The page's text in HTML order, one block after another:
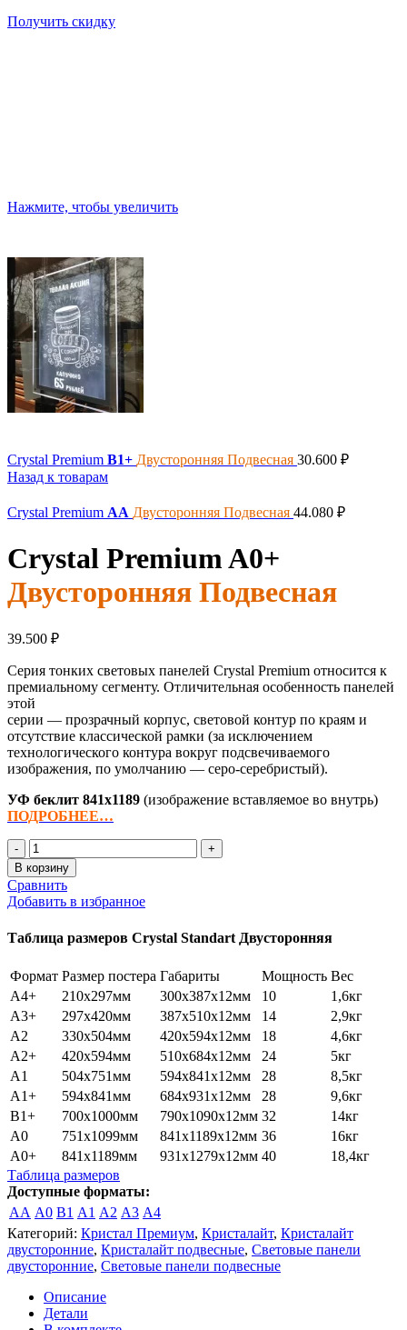
Получить скидку
Нажмите, чтобы увеличить
Crystal Premium B1+ Двусторонняя Подвесная 30.600 ₽
Назад к товарам
Crystal Premium AA Двусторонняя Подвесная 44.080 ₽
Crystal PremiumA0+
Двусторонняя Подвесная
39.500 ₽
Серия тонких световых панелей Crystal Premium относится к
премиальному сегменту. Отличительная особенность панелей
этой
серии — прозрачный корпус, световой контур по краям и
отсутствие классической рамки (за исключением
технологического контура вокруг подсвечиваемого
изображения, по умолчанию — серо-серебристый).
УФ беклит 841х1189 (изображение вставляемое во внутрь)
ПОДРОБНЕЕ…
Количество
товара
Crystal
Premium
A0+
Подвесная
В корзину
Сравнить
Добавить в избранное
Таблица размеров Crystal Standart Двусторонняя
Формат Размер постера Габариты Мощность Вес
A4+
210x297мм 300x387x12мм 10
1,6кг
A3+
297х420мм 387х510х12мм 14
2,9кг
А2
330х504мм 420х594х12мм 18
4,6кг
A2+
420х594мм 510х684х12мм 24
5кг
А1
504х751мм 594х841х12мм 28
8,5кг
A1+
594х841мм 684х931х12мм 28
9,6кг
B1+
700х1000мм 790х1090х12мм 32
14кг
А0
751х1099мм 841х1189х12мм 36
16кг
A0+
841х1189мм 931х1279х12мм 40
18,4кг
Таблица размеров
Доступные форматы:
AA A0 B1 A1 A2 A3 A4
Категорий: Кристал Премиум, Кристалайт, Кристалайт
двусторонние, Кристалайт подвесные, Световые панели
двусторонние, Световые панели подвесные
Описание
Детали